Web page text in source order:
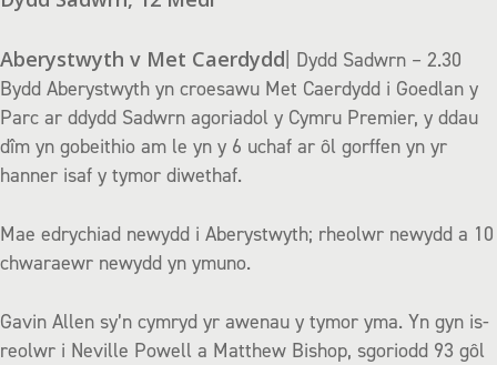
Aberystwyth v Met Caerdydd | Dydd Sadwrn – 2.30
Bydd Aberystwyth yn croesawu Met Caerdydd i Goedlan y
Parc ar ddydd Sadwrn agoriadol y Cymru Premier, y ddau
dîm yn gobeithio am le yn y 6 uchaf ar ôl gorffen yn yr
hanner isaf y tymor diwethaf.
Mae edrychiad newydd i Aberystwyth; rheolwr newydd a 10
chwaraewr newydd yn ymuno.
Gavin Allen sy’n cymryd yr awenau y tymor yma. Yn gyn is-
reolwr i Neville Powell a Matthew Bishop, sgoriodd 93 gôl